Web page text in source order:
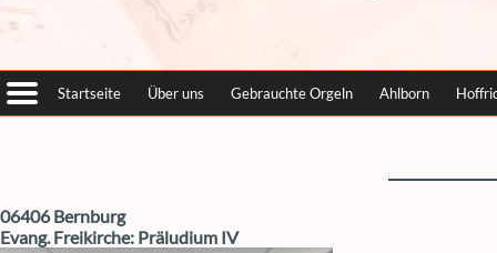
Startseite Über uns Gebrauchte Orgeln Ahlborn
06406 Bernburg
Evang. Freikirche: Präludium IV